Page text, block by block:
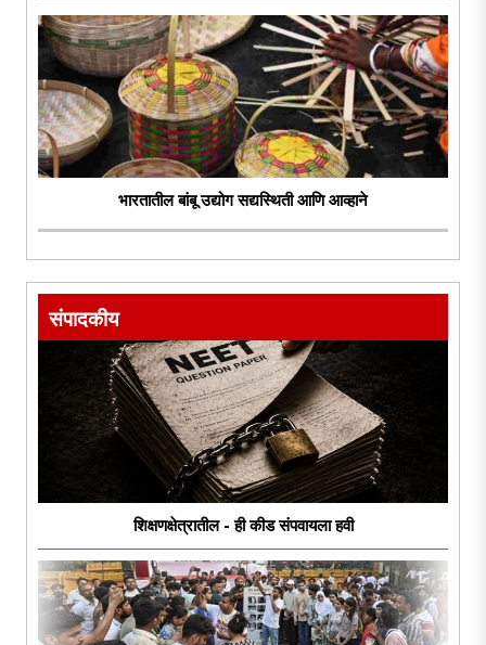
भारतातील बांबू उद्योग सद्यस्थिती आणि आव्हाने
संपादकीय
शिक्षणक्षेत्रातील - ही कीड संपवायला हवी